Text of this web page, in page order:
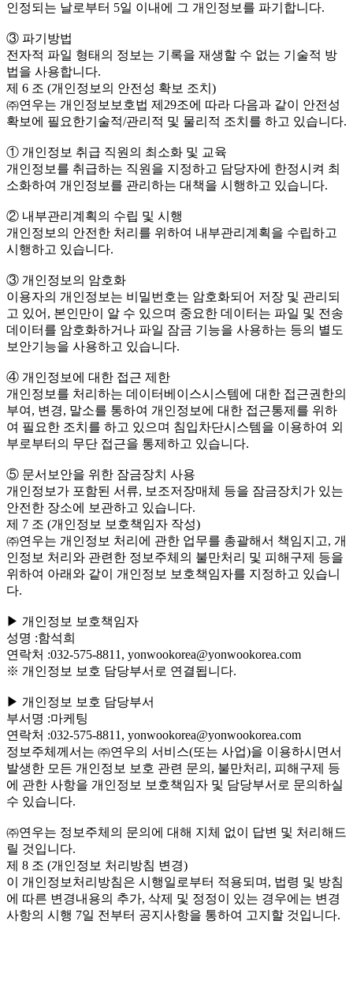
인정되는 날로부터 5일 이내에 그 개인정보를 파기합니다.
③ 파기방법
전자적 파일 형태의 정보는 기록을 재생할 수 없는 기술적 방
법을 사용합니다.
제 6 조 (개인정보의 안전성 확보 조치)
㈜연우는 개인정보보호법 제29조에 따라 다음과 같이 안전성
확보에 필요한기술적/관리적 및 물리적 조치를 하고 있습니다.
① 개인정보 취급 직원의 최소화 및 교육
개인정보를 취급하는 직원을 지정하고 담당자에 한정시켜 최
소화하여 개인정보를 관리하는 대책을 시행하고 있습니다.
② 내부관리계획의 수립 및 시행
개인정보의 안전한 처리를 위하여 내부관리계획을 수립하고
시행하고 있습니다.
③ 개인정보의 암호화
이용자의 개인정보는 비밀번호는 암호화되어 저장 및 관리되
고 있어, 본인만이 알 수 있으며 중요한 데이터는 파일 및 전송
데이터를 암호화하거나 파일 잠금 기능을 사용하는 등의 별도
보안기능을 사용하고 있습니다.
④ 개인정보에 대한 접근 제한
개인정보를 처리하는 데이터베이스시스템에 대한 접근권한의
부여, 변경, 말소를 통하여 개인정보에 대한 접근통제를 위하
여 필요한 조치를 하고 있으며 침입차단시스템을 이용하여 외
부로부터의 무단 접근을 통제하고 있습니다.
⑤ 문서보안을 위한 잠금장치 사용
개인정보가 포함된 서류, 보조저장매체 등을 잠금장치가 있는
안전한 장소에 보관하고 있습니다.
제 7 조 (개인정보 보호책임자 작성)
㈜연우는 개인정보 처리에 관한 업무를 총괄해서 책임지고, 개
인정보 처리와 관련한 정보주체의 불만처리 및 피해구제 등을
위하여 아래와 같이 개인정보 보호책임자를 지정하고 있습니
다.
▶ 개인정보 보호책임자
성명 :함석희
연락처 :032-575-8811, yonwookorea@yonwookorea.com
※ 개인정보 보호 담당부서로 연결됩니다.
▶ 개인정보 보호 담당부서
부서명 :마케팅
연락처 :032-575-8811, yonwookorea@yonwookorea.com
정보주체께서는 ㈜연우의 서비스(또는 사업)을 이용하시면서
발생한 모든 개인정보 보호 관련 문의, 불만처리, 피해구제 등
에 관한 사항을 개인정보 보호책임자 및 담당부서로 문의하실
수 있습니다.
㈜연우는 정보주체의 문의에 대해 지체 없이 답변 및 처리해드
릴 것입니다.
제 8 조 (개인정보 처리방침 변경)
이 개인정보처리방침은 시행일로부터 적용되며, 법령 및 방침
에 따른 변경내용의 추가, 삭제 및 정정이 있는 경우에는 변경
사항의 시행 7일 전부터 공지사항을 통하여 고지할 것입니다.